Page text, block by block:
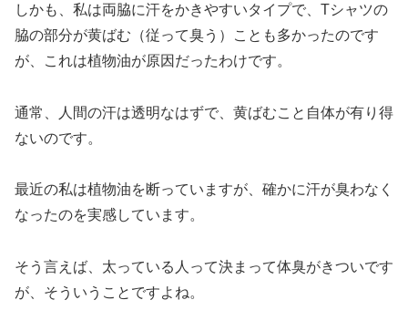
しかも、私は両脇に汗をかきやすいタイプで、Tシャツの
脇の部分が黄ばむ（従って臭う）ことも多かったのです
が、これは植物油が原因だったわけです。
通常、人間の汗は透明なはずで、黄ばむこと自体が有り得
ないのです。
最近の私は植物油を断っていますが、確かに汗が臭わなく
なったのを実感しています。
そう言えば、太っている人って決まって体臭がきついです
が、そういうことですよね。